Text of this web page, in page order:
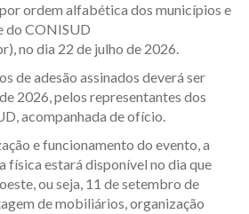
ordem alfabética dos municípios e
do CONISUD
no dia 22 de julho de 2026.
de adesão assinados deverá ser
2026, pelos representantes dos
acompanhada de ofício.
e funcionamento do evento, a
física estará disponível no dia que
ou seja, 11 de setembro de
de mobiliários, organização